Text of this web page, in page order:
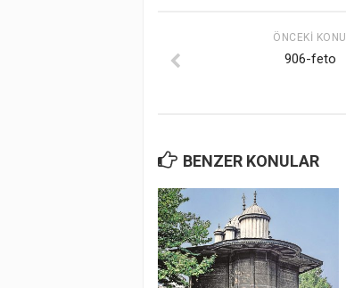
ÖNCEKI KONU
906-feto
BENZER KONULAR